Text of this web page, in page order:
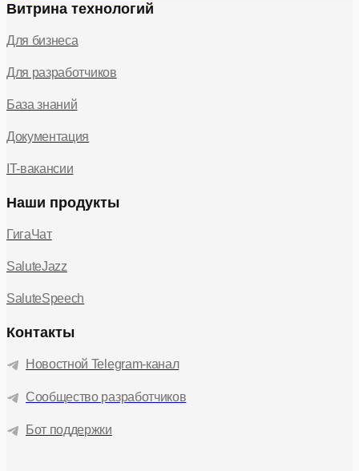
Витрина технологий
Для бизнеса
Для разработчиков
База знаний
Документация
IT-вакансии
Наши продукты
ГигаЧат
SaluteJazz
SaluteSpeech
Контакты
Новостной Telegram-канал
Сообщество разработчиков
Бот поддержки